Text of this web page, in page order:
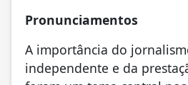
Pronunciamentos
A importância do
independente e da